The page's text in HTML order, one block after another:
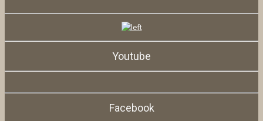
Youtube
Facebook